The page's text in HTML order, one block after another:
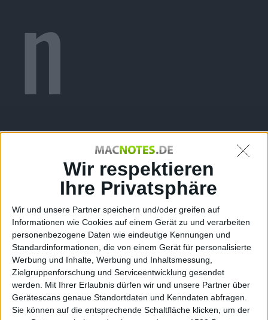
Wir respektieren
Ihre Privatsphäre
Wir und unsere Partner speichern und/oder greifen auf
Informationen wie Cookies auf einem Gerät zu und verarbeiten
personenbezogene Daten wie eindeutige Kennungen und
Standardinformationen, die von einem Gerät für personalisierte
Werbung und Inhalte, Werbung und Inhaltsmessung,
Zielgruppenforschung und Serviceentwicklung gesendet
werden.
Mit Ihrer Erlaubnis dürfen wir und unsere Partner über
Gerätescans genaue Standortdaten und Kenndaten abfragen.
Sie können auf die entsprechende Schaltfläche klicken, um der
n
Grade